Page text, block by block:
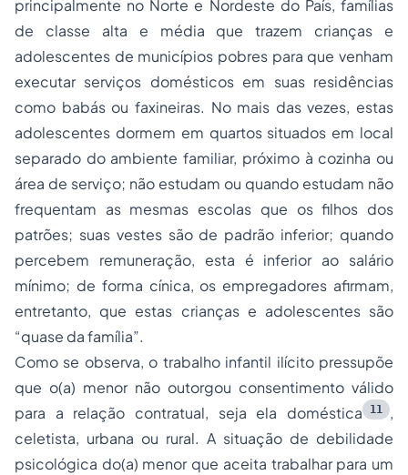
principalmente no Norte e Nordeste do País, famílias
de classe alta e média que trazem crianças e
adolescentes de municípios pobres para que venham
executar serviços domésticos em suas residências
como babás ou faxineiras. No mais das vezes, estas
adolescentes dormem em quartos situados em local
separado do ambiente familiar, próximo à cozinha ou
área de serviço; não estudam ou quando estudam não
frequentam as mesmas escolas que os filhos dos
patrões; suas vestes são de padrão inferior; quando
percebem remuneração, esta é inferior ao salário
mínimo; de forma cínica, os empregadores afirmam,
entretanto, que estas crianças e adolescentes são
“quase da família”.
Como se observa, o trabalho infantil ilícito pressupõe
que o(a) menor não outorgou consentimento válido
para a relação contratual, seja ela doméstica
11
,
celetista, urbana ou rural. A situação de debilidade
psicológica do(a) menor que aceita trabalhar para um